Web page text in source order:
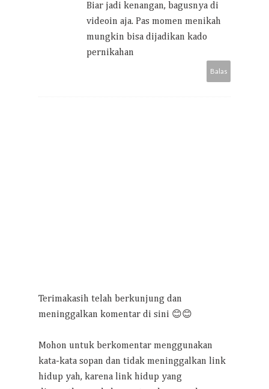
Biar jadi kenangan, bagusnya di
videoin aja. Pas momen menikah
mungkin bisa dijadikan kado
pernikahan
Balas
Terimakasih telah berkunjung dan
meninggalkan komentar di sini 😊😊
Mohon untuk berkomentar menggunakan
kata-kata sopan dan tidak meninggalkan link
hidup yah, karena link hidup yang